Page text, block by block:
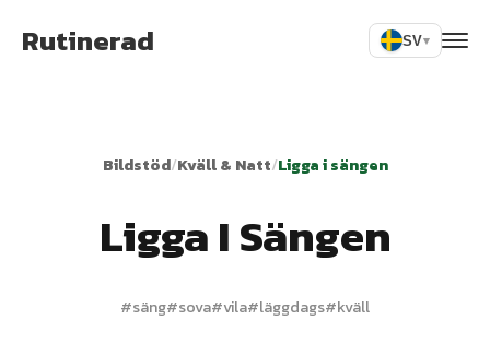
Rutinerad SV▾
Bildstöd/Kväll & Natt/Ligga i sängen
Ligga I Sängen
#säng#sova#vila#läggdags#kväll